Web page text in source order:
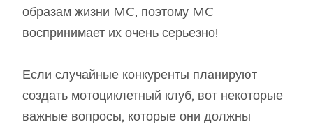
образам жизни MC, поэтому MC
воспринимает их очень серьезно!
Если случайные конкуренты планируют
создать мотоциклетный клуб, вот некоторые
важные вопросы, которые они должны